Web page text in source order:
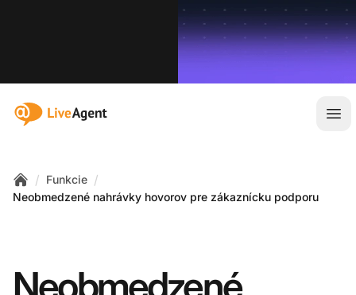
:site.title
Home
/ Funkcie /
Neobmedzené nahrávky hovorov pre zákaznícku podporu